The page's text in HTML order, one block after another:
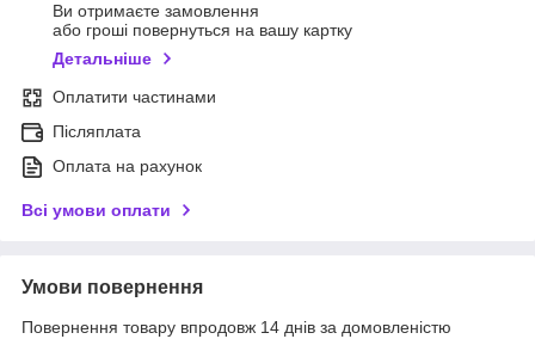
Ви отримаєте замовлення
або гроші повернуться на вашу картку
Детальніше
Оплатити частинами
Післяплата
Оплата на рахунок
Всі умови оплати
Умови повернення
Повернення товару впродовж 14 днів за домовленістю